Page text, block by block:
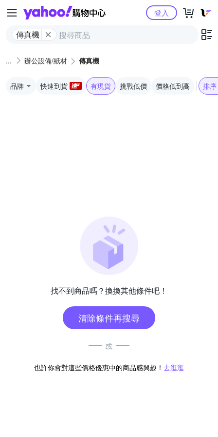
Yahoo購物中心
傳真機
登入
辦公設備/紙材 傳真機
品牌 快速到貨 有現貨 挑戰低價 價格低到高 排序
找不到商品嗎？換換其他條件吧！
清除條件再搜尋
或
也許你會對這些價格優惠中的商品感興趣！ 去逛逛